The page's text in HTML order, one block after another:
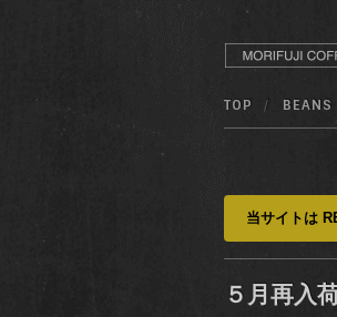
TOP BEANS
当サイトは
５月再入